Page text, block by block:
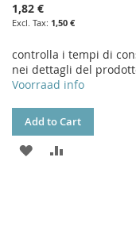
1,82 €
1,50 €
controlla i tempi di
nei dettagli del
Voorraad info
Add to Cart
ADD